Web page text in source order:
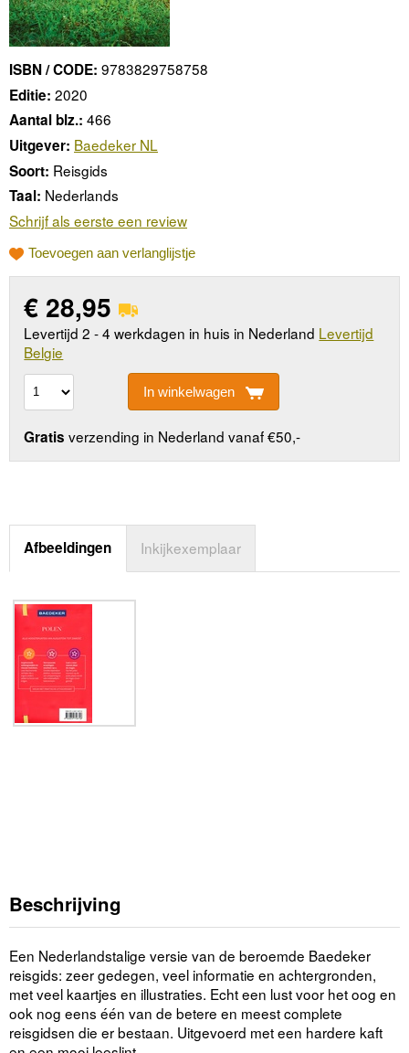
ISBN / CODE: 9783829758758
Editie: 2020
Aantal blz.: 466
Uitgever: Baedeker NL
Soort: Reisgids
Taal: Nederlands
Schrijf als eerste een review
Toevoegen aan verlanglijstje
€ 28,95
Levertijd 2 - 4 werkdagen in huis in Nederland Levertijd
Belgie
In winkelwagen
Gratis verzending in Nederland vanaf €50,-
Afbeeldingen Inkijkexemplaar
Beschrijving
Een Nederlandstalige versie van de beroemde Baedeker
reisgids: zeer gedegen, veel informatie en achtergronden,
met veel kaartjes en illustraties. Echt een lust voor het oog en
ook nog eens één van de betere en meest complete
reisgidsen die er bestaan. Uitgevoerd met een hardere kaft